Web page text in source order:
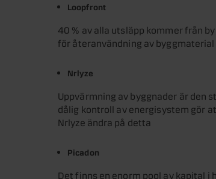
Loopfront
40 % av alla utsläpp kommer från
för återanvändning av
Nrlyze
Uppvärmning av byggnader är
dålig kontroll av energisystem gör
Nrlyze ändra på detta
Picadon
Det finns en enorm pool av kapital i